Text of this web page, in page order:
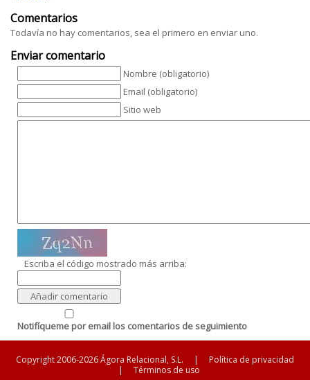
Comentarios
Todavía no hay comentarios, sea el primero en enviar uno.
Enviar comentario
Nombre (obligatorio)
Email (obligatorio)
Sitio web
Escriba el código mostrado más arriba:
Notifíqueme por email los comentarios de seguimiento
Copyright 2006-2026 Ágora Relacional, S.L. |
Política de privacidad
|
Términos de uso